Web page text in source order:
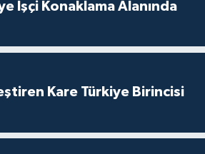
İşçi Konaklama Alanında
Kare Türkiye Birincisi